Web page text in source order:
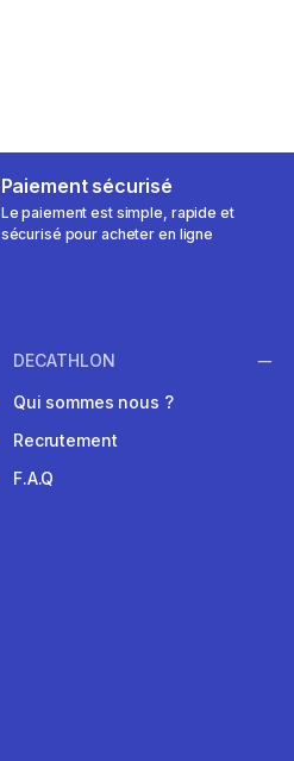
Paiement sécurisé
Le paiement est simple, rapide et
sécurisé pour acheter en ligne
DECATHLON
Qui sommes nous ?
Recrutement
F.A.Q